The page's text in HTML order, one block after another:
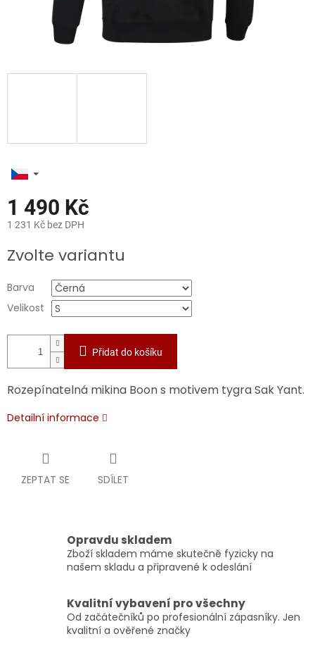
1 490 Kč
1 231 Kč bez DPH
cena:
Zvolte variantu
Barva
Velikost
Přidat do košíku
Rozepínatelná mikina Boon s motivem tygra Sak Yant.
Detailní informace
ZEPTAT SE SDÍLET
Opravdu skladem
Zboží skladem máme skutečně fyzicky na
našem skladu a připravené k odeslání
Kvalitní vybavení pro všechny
Od začátečníků po profesionální zápasníky. Jen
kvalitní a ověřené značky